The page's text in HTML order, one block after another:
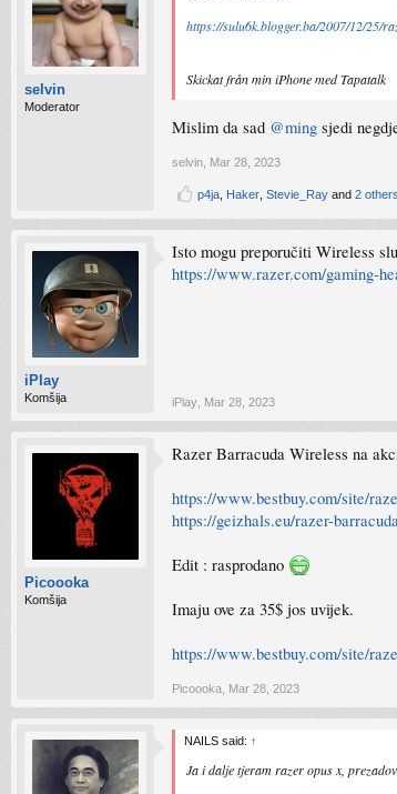
selvin
Moderator
https://sulu6k.blogger.ba/2007/12/25/
Skickat från min iPhone med Tapatalk
Mislim da sad @ming sjedi
selvin Mar 28, 2023
p4ja Haker Stevie_Ray and 2 others
iPlay
Komšija
Isto mogu preporučiti Wireless
https://www.razer.com/gaming-
iPlay Mar 28, 2023
Picoooka
Komšija
Razer Barracuda Wireless na
https://www.bestbuy.com/site/
https://geizhals.eu/razer-
Edit : rasprodano
Imaju ove za 35$ jos uvijek.
https://www.bestbuy.com/site/
Picoooka Mar 28, 2023
NAILS said: ↑
Ja i dalje tjeram razer opus x,